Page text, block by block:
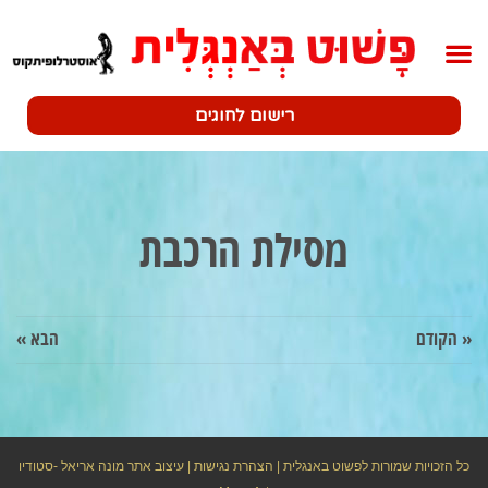
רישום לחוגים
מסילת הרכבת
« הקודם הבא »
כל הזכויות שמורות לפשוט באנגלית | הצהרת נגישות | עיצוב אתר מונה אריאל -סטודיו